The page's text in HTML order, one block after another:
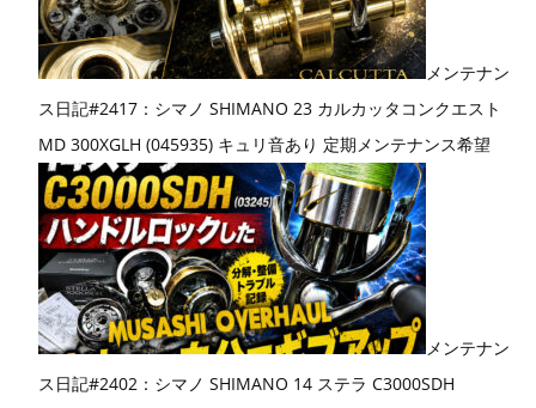
メンテナン
ス日記#2417：シマノ SHIMANO 23 カルカッタコンクエスト
MD 300XGLH (045935) キュリ音あり 定期メンテナンス希望
メンテナン
ス日記#2402：シマノ SHIMANO 14 ステラ C3000SDH